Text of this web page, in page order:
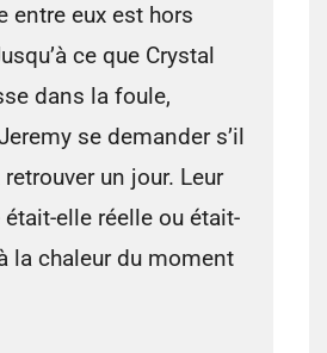
entre eux est hors
ce que Crystal
dans la foule,
se demander s’il
un jour. Leur
elle réelle ou était-
la chaleur du moment